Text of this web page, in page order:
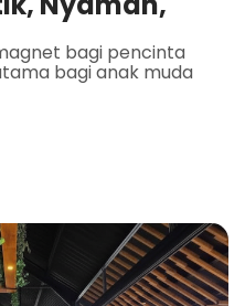
bagi pencinta
bagi anak muda